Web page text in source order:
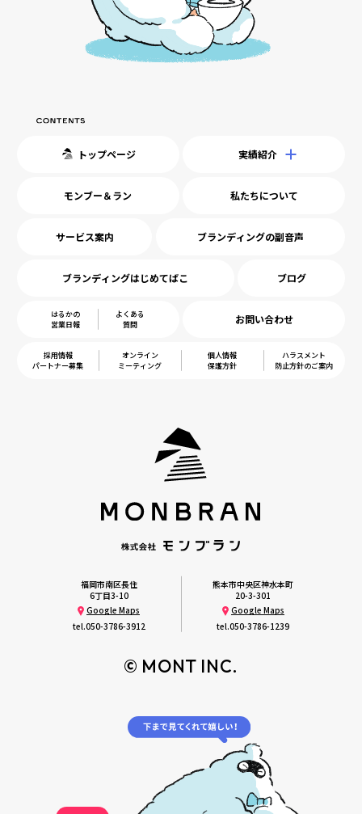
トップページ 実績紹介
モンブー＆ラン 私たちについて
サービス案内 ブランディングの副音声
ブランディングはじめてばこ ブログ
はるかの
営業日報
よくある
質問
お問い合わせ
採用情報
パートナー募集
オンライン
ミーティング
個人情報
保護方針
ハラスメント
防止方針のご案内
福岡市南区長住
6丁目3-10
Google Maps
tel.050-3786-3912
熊本市中央区神水本町
20-3-301
Google Maps
tel.050-3786-1239
© MONT INC.